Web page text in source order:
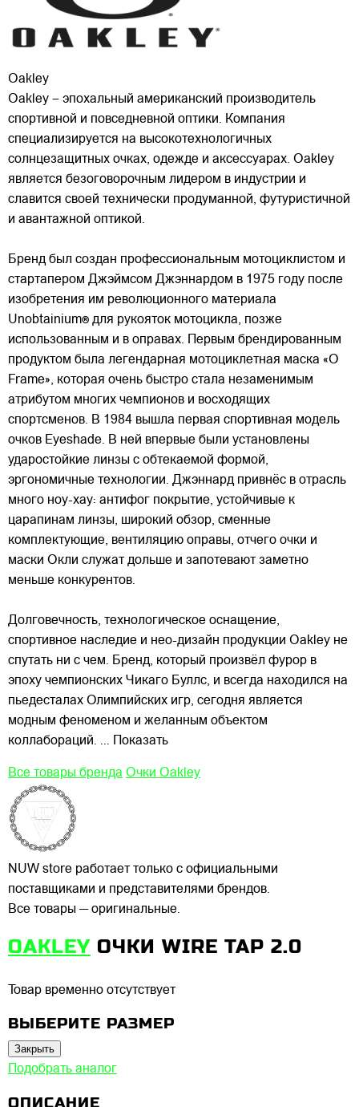
Oakley
Oakley – эпохальный американский производитель
спортивной и повседневной оптики. Компания
специализируется на высокотехнологичных
солнцезащитных очках, одежде и аксессуарах. Oakley
является безоговорочным лидером в индустрии и
славится своей технически продуманной, футуристичной
и авантажной оптикой.
Бренд был создан профессиональным мотоциклистом и
стартапером Джэймсом Джэннардом в 1975 году после
изобретения им революционного материала
Unobtainium® для рукояток мотоцикла, позже
использованным и в оправах. Первым брендированным
продуктом была легендарная мотоциклетная маска «О
Frame», которая очень быстро стала незаменимым
атрибутом многих чемпионов и восходящих
спортсменов. В 1984 вышла первая спортивная модель
очков Eyeshade. В ней впервые были установлены
ударостойкие линзы с обтекаемой формой,
эргономичные технологии. Джэннард привнёс в отрасль
много ноу-хау: антифог покрытие, устойчивые к
царапинам линзы, широкий обзор, сменные
комплектующие, вентиляцию оправы, отчего очки и
маски Окли служат дольше и запотевают заметно
меньше конкурентов.
Долговечность, технологическое оснащение,
спортивное наследие и нео-дизайн продукции Oakley не
спутать ни с чем. Бренд, который произвёл фурор в
эпоху чемпионских Чикаго Буллс, и всегда находился на
пьедесталах Олимпийских игр, сегодня является
модным феноменом и желанным объектом
коллабораций. ... Показать
Все товары бренда Очки Oakley
NUW store работает только с официальными
поставщиками и представителями брендов.
Все товары — оригинальные.
OAKLEY ОЧКИ WIRE TAP 2.0
Товар временно отсутствует
ВЫБЕРИТЕ РАЗМЕР
Закрыть
Подобрать аналог
ОПИСАНИЕ